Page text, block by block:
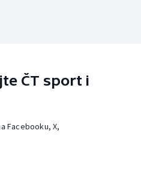
ČT sport i
Facebooku, X,